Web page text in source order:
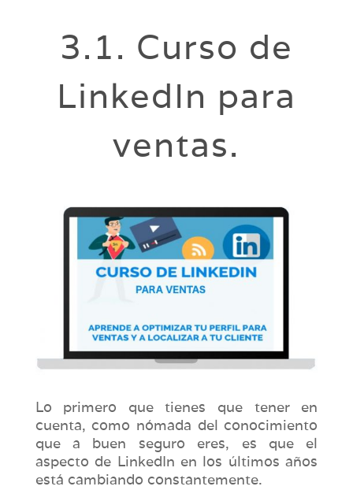
3.1. Curso de
LinkedIn para
ventas.
Lo primero que tienes que tener en
cuenta, como nómada del conocimiento
que a buen seguro eres, es que el
aspecto de LinkedIn en los últimos años
está cambiando constantemente.